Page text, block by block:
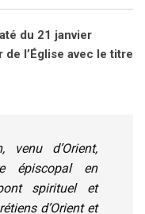
du 21 janvier
l’Église avec le titre
venu d’Orient,
épiscopal en
spirituel et
d’Orient et